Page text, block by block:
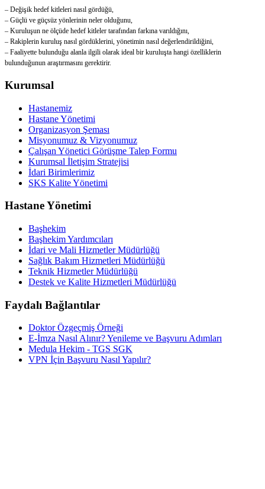
– Değişik hedef kitleleri nasıl gördüğü,
– Güçlü ve güçsüz yönlerinin neler olduğunu,
– Kuruluşun ne ölçüde hedef kitleler tarafından farkına varıldığını,
– Rakiplerin kuruluş nasıl gördüklerini, yönetimin nasıl değerlendirildiğini,
– Faaliyette bulunduğu alanla ilgili olarak ideal bir kuruluşta hangi özelliklerin
bulunduğunun araştırmasını gerektirir.
Kurumsal
Hastanemiz
Hastane Yönetimi
Organizasyon Şeması
Misyonumuz & Vizyonumuz
Çalışan Yönetici Görüşme Talep Formu
Kurumsal İletişim Stratejisi
İdari Birimlerimiz
SKS Kalite Yönetimi
Hastane Yönetimi
Başhekim
Başhekim Yardımcıları
İdari ve Mali Hizmetler Müdürlüğü
Sağlık Bakım Hizmetleri Müdürlüğü
Teknik Hizmetler Müdürlüğü
Destek ve Kalite Hizmetleri Müdürlüğü
Faydalı Bağlantılar
Doktor Özgeçmiş Örneği
E-İmza Nasıl Alınır? Yenileme ve Başvuru Adımları
Medula Hekim - TGS SGK
VPN İçin Başvuru Nasıl Yapılır?